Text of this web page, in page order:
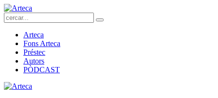
Arteca
Fons Arteca
Préstec
Autors
PÒDCAST